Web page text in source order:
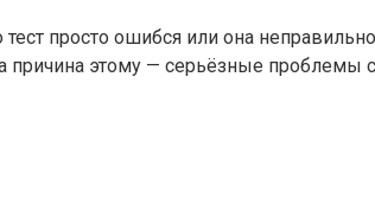
просто ошибся или она
причина этому — серьёзные проблемы